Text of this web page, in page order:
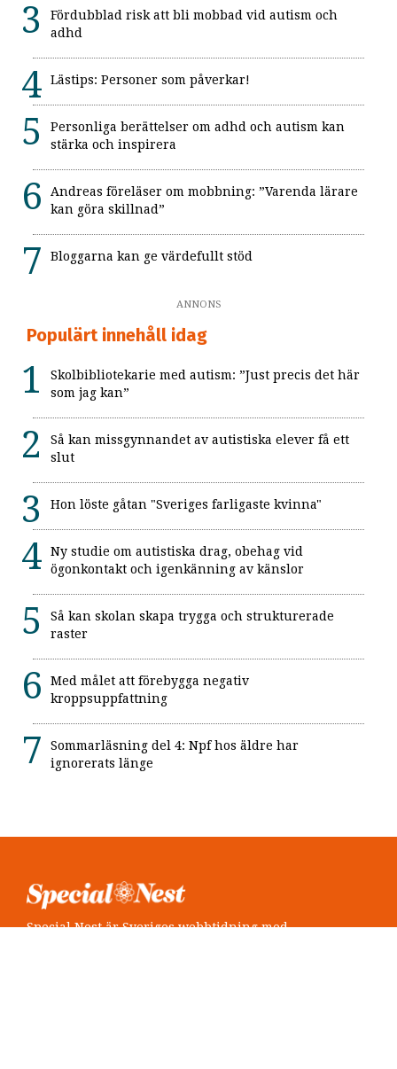
Fördubblad risk att bli mobbad vid autism och
adhd
Lästips: Personer som påverkar!
Personliga berättelser om adhd och autism kan
stärka och inspirera
Andreas föreläser om mobbning: ”Varenda lärare
kan göra skillnad”
Bloggarna kan ge värdefullt stöd
ANNONS
Populärt innehåll idag
Skolbibliotekarie med autism: ”Just precis det här
som jag kan”
Så kan missgynnandet av autistiska elever få ett
slut
Hon löste gåtan "Sveriges farligaste kvinna"
Ny studie om autistiska drag, obehag vid
ögonkontakt och igenkänning av känslor
Så kan skolan skapa trygga och strukturerade
raster
Med målet att förebygga negativ
kroppsuppfattning
Sommarläsning del 4: Npf hos äldre har
ignorerats länge
Special Nest är Sveriges webbtidning med